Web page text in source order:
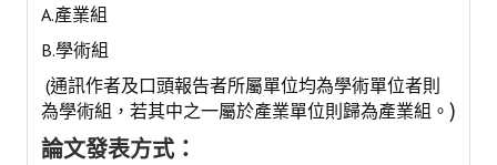
年會活動
國際交流活動
兩岸交流活動
A.產業組
B.學術組
(通訊作者及口頭報告者所屬單位均為學術單位者則
為學術組，若其中之一屬於產業單位則歸為產業組。 )
論文發表方式：